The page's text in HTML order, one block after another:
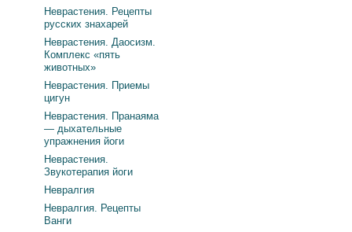
Неврастения. Рецепты
русских знахарей
Неврастения. Даосизм.
Комплекс «пять
животных»
Неврастения. Приемы
цигун
Неврастения. Пранаяма
— дыхательные
упражнения йоги
Неврастения.
Звукотерапия йоги
Невралгия
Невралгия. Рецепты
Ванги